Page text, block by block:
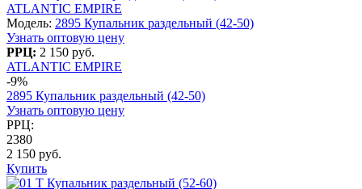
ATLANTIC EMPIRE
Модель: 2895 Купальник раздельный (42-50)
Узнать оптовую цену
РРЦ: 2 150 руб.
ATLANTIC EMPIRE
-9%
2895 Купальник раздельный (42-50)
Узнать оптовую цену
РРЦ:
2380
2 150 руб.
Купить